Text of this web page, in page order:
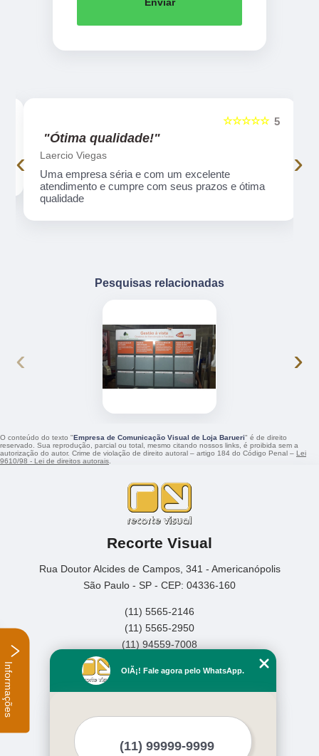
Enviar
5
☆☆☆☆☆
"Ótima qualidade!"
Laercio Viegas
Uma empresa séria e com um excelente
atendimento e cumpre com seus prazos e ótima
qualidade
‹ ›
Pesquisas relacionadas
‹ ›
O conteúdo do texto "Empresa de Comunicação Visual de Loja Barueri" é de direito
reservado. Sua reprodução, parcial ou total, mesmo citando nossos links, é proibida sem a
autorização do autor. Crime de violação de direito autoral – artigo 184 do Código Penal – Lei
9610/98 - Lei de direitos autorais
Recorte Visual
Rua Doutor Alcides de Campos, 341 - Americanópolis
São Paulo - SP - CEP: 04336-160
(11) 5565-2146
(11) 5565-2950
(11) 94559-7008
Home
Serviços
Mapa do site
OlÃ¡! Fale agora pelo WhatsApp.
Informações